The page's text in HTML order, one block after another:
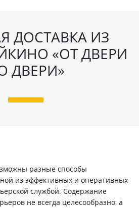
ДОСТАВКА ИЗ
«ОТ ДВЕРИ
ДВЕРИ»
разные способы
из эффективных и оперативных
службой. Содержание
не всегда целесообразно, а